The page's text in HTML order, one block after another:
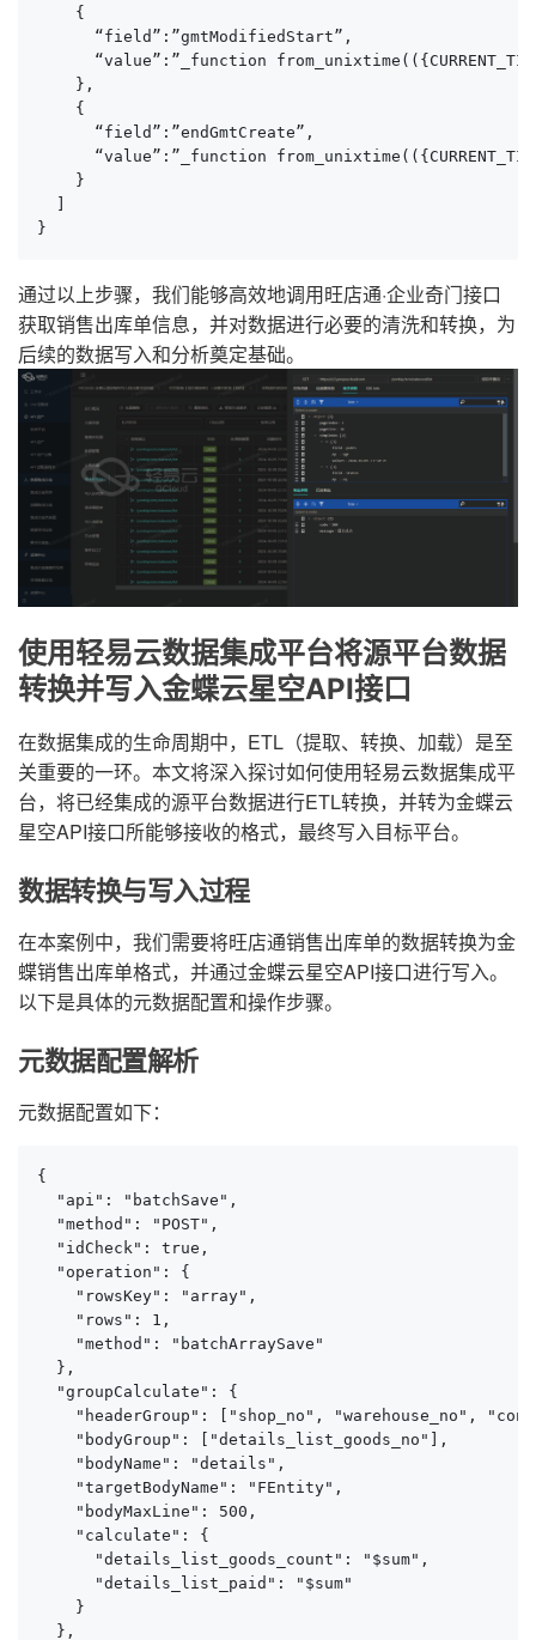
{
“field”:”gmtModifiedStart”,
“value”:”_function
},
{
“field”:”endGmtCreate”,
“value”:”_function
}
}
通过以上步骤，我们能够高效地调用旺店通·企业奇门接口
获取销售出库单信息，并对数据进行必要的清洗和转换，为
后续的数据写入和分析奠定基础。
使用轻易云数据集成平台将源平台数据
转换并写入金蝶云星空API接口
在数据集成的生命周期中，ETL（提取、转换、加载）是至
关重要的一环。本文将深入探讨如何使用轻易云数据集成平
台，将已经集成的源平台数据进行ETL转换，并转为金蝶云
星空API接口所能够接收的格式，最终写入目标平台。
数据转换与写入过程
在本案例中，我们需要将旺店通销售出库单的数据转换为金
蝶销售出库单格式，并通过金蝶云星空API接口进行写入。
以下是具体的元数据配置和操作步骤。
元数据配置解析
元数据配置如下：
{
  "api": "batchSave",
  "method": "POST",
  "idCheck": true,
  "operation": {
    "rowsKey": "array",
    "rows": 1,
    "method": "batchArraySave"
  },
  "groupCalculate": {
"headerGroup": ["shop_no", "warehouse_no",
    "bodyGroup": ["details_list_goods_no"],
    "bodyName": "details",
    "targetBodyName": "FEntity",
    "bodyMaxLine": 500,
    "calculate": {
      "details_list_goods_count": "$sum",
      "details_list_paid": "$sum"
    }
  },